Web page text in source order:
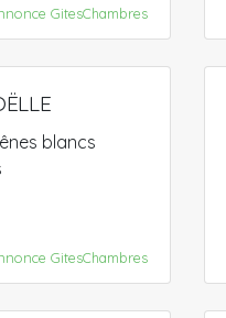
GitesChambres
blancs
GitesChambres